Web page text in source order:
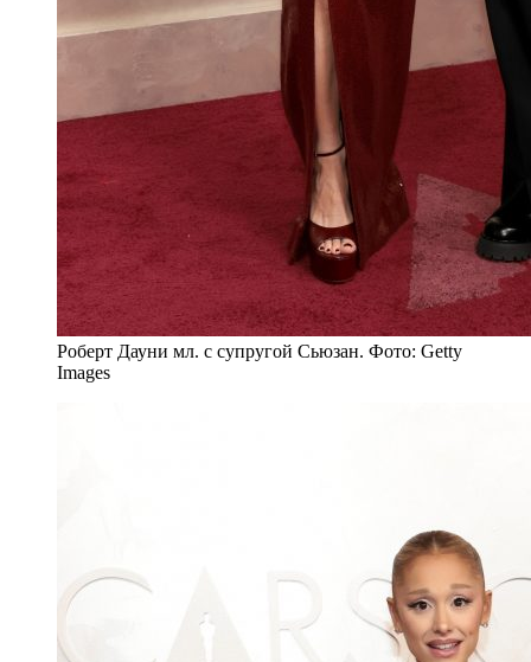
Роберт Дауни мл. с супругой Сьюзан. Фото: Getty
Images